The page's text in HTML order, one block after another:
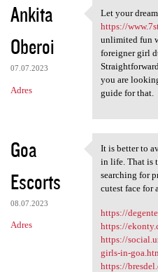
Ankita
Oberoi
07.07.2023
Adres
Let your
Let your
https://
unlimited fun
foreigner girl
you are
guide for that.
Goa
Escorts
08.07.2023
Adres
It is better
It is better to
in life. That is
searching for
cutest face for
https://
https://
https://
girls-in-
https://